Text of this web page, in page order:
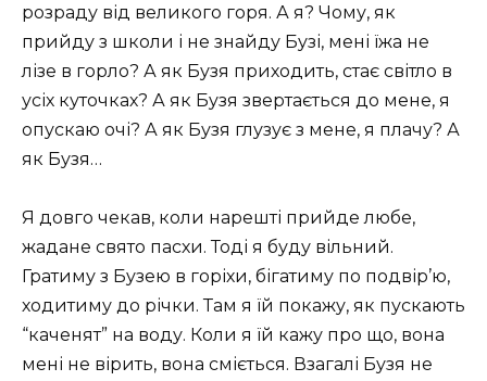
розраду від великого горя. А я? Чому, як
прийду з школи і не знайду Бузі, мені їжа не
лізе в горло? А як Бузя приходить, стає світло в
усіх куточках? А як Бузя звертається до мене, я
опускаю очі? А як Бузя глузує з мене, я плачу? А
як Бузя…
Я довго чекав, коли нарешті прийде любе,
жадане свято пасхи. Тоді я буду вільний.
Гратиму з Бузею в горіхи, бігатиму по подвір’ю,
ходитиму до річки. Там я їй покажу, як пускають
“каченят” на воду. Коли я їй кажу про що, вона
мені не вірить, вона сміється. Взагалі Бузя не